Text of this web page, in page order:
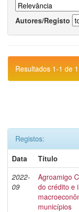
Autores/Registo
Resultados 1-1 de
Registos:
Data
Título
2022-
09
Agroamigo
do crédito e
municípios